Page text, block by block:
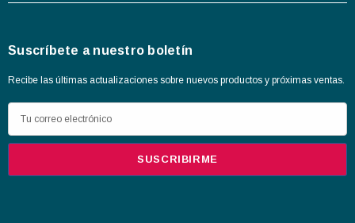
Suscríbete a nuestro boletín
Recibe las últimas actualizaciones sobre nuevos productos y próximas ventas.
i
e